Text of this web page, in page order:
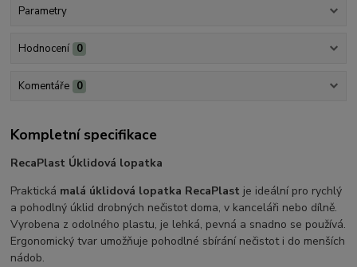
Parametry
Hodnocení 0
Komentáře 0
Kompletní specifikace
RecaPlast Úklidová lopatka
Praktická malá úklidová lopatka RecaPlast je ideální pro rychlý
a pohodlný úklid drobných nečistot doma, v kanceláři nebo dílně.
Vyrobena z odolného plastu, je lehká, pevná a snadno se používá.
Ergonomický tvar umožňuje pohodlné sbírání nečistot i do menších
nádob.